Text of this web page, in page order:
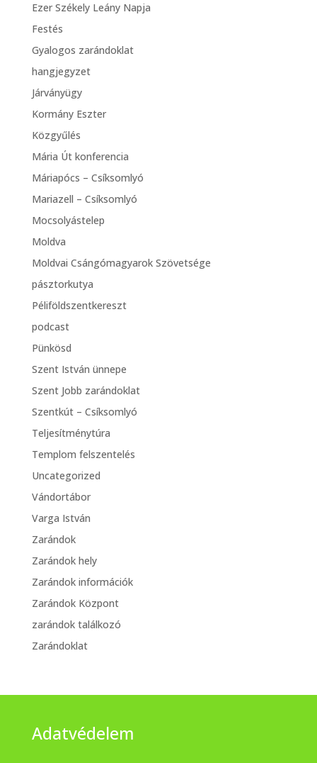
Ezer Székely Leány Napja
Festés
Gyalogos zarándoklat
hangjegyzet
Járványügy
Kormány Eszter
Közgyűlés
Mária Út konferencia
Máriapócs – Csíksomlyó
Mariazell – Csíksomlyó
Mocsolyástelep
Moldva
Moldvai Csángómagyarok Szövetsége
pásztorkutya
Péliföldszentkereszt
podcast
Pünkösd
Szent István ünnepe
Szent Jobb zarándoklat
Szentkút – Csíksomlyó
Teljesítménytúra
Templom felszentelés
Uncategorized
Vándortábor
Varga István
Zarándok
Zarándok hely
Zarándok információk
Zarándok Központ
zarándok találkozó
Zarándoklat
Adatvédelem